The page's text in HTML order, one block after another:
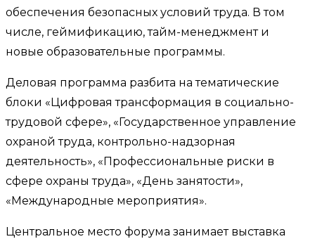
обеспечения безопасных условий труда. В том
числе, геймификацию, тайм-менеджмент и
новые образовательные программы.
Деловая программа разбита на тематические
блоки «Цифровая трансформация в социально-
трудовой сфере», «Государственное управление
охраной труда, контрольно-надзорная
деятельность», «Профессиональные риски в
сфере охраны труда», «День занятости»,
«Международные мероприятия».
Центральное место форума занимает выставка